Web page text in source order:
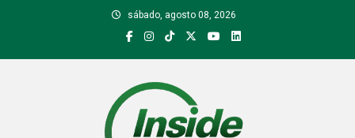
sábado, agosto 08, 2026